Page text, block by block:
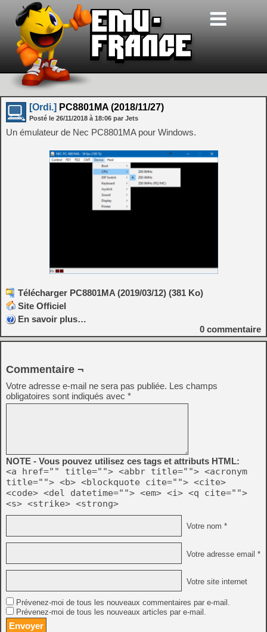
[Ordi.] PC8801MA (2018/11/27)
Posté le 26/11/2018 à 18:06 par Jets
Un émulateur de Nec PC8801MA pour Windows.
Télécharger PC8801MA (2019/03/12) (381 Ko)
Site Officiel
En savoir plus…
0 commentaire
Commentaire ¬
Votre adresse e-mail ne sera pas publiée. Les champs
obligatoires sont indiqués avec *
NOTE - Vous pouvez utilisez ces tags et attributs HTML:
<a href="" title=""> <abbr title=""> <acronym
title=""> <b> <blockquote cite=""> <cite>
<code> <del datetime=""> <em> <i> <q cite="">
<s> <strike> <strong>
Votre nom *
Votre adresse email *
Votre site internet
Prévenez-moi de tous les nouveaux commentaires par e-mail.
Prévenez-moi de tous les nouveaux articles par e-mail.